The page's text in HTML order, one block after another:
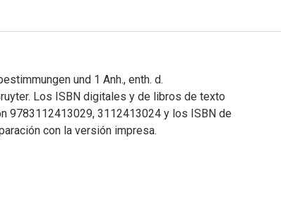
und 1 Anh., enth. d.
Los ISBN digitales y de libros de texto
9783112413029, 3112413024 y los ISBN de
con la versión impresa.